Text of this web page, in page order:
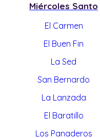
Miércoles Santo
El Carmen
El Buen Fin
La Sed
San Bernardo
La Lanzada
El Baratillo
Los Panaderos